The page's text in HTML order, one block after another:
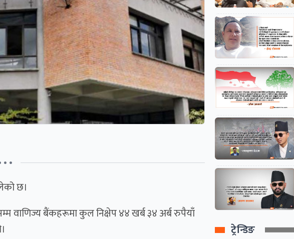
• •
छ।
वाणिज्य बैंकहरूमा कुल निक्षेप ४४ खर्ब ३४ अर्ब रुपैयाँ
ट्रेन्डिङ